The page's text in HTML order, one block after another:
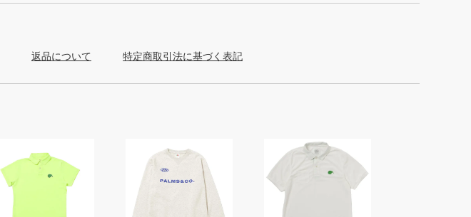
返品について 特定商取引法に基づく表記